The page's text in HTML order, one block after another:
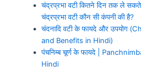
चंद्रप्रभा वटी कितने दिन तक ले
चंद्रप्रभा वटी कौन सी कंपनी की है?
चंदनादि वटी के फायदे और उपयोग
and Benefits in Hindi)
पंचनिम्ब चूर्ण के फायदे |
Hindi